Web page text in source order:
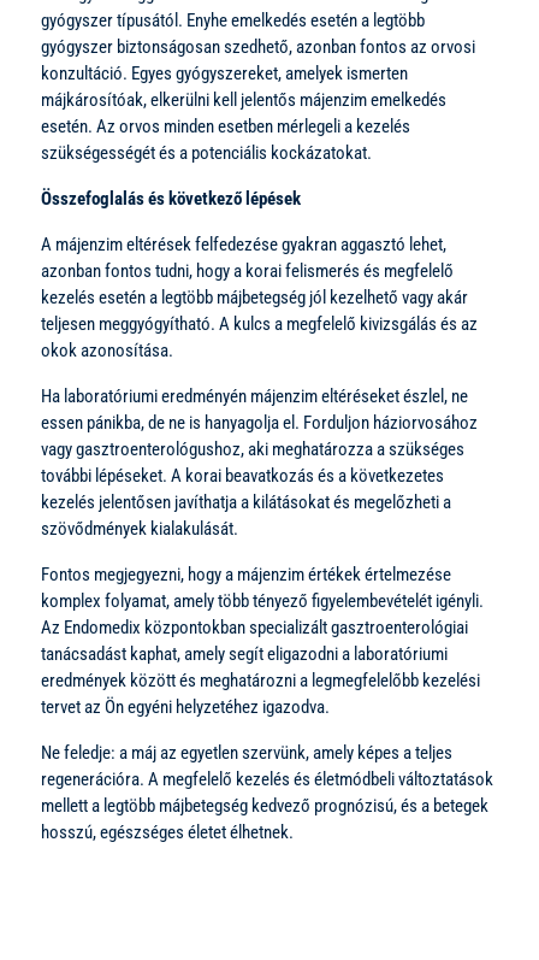
gyógyszer típusától. Enyhe emelkedés esetén a legtöbb
gyógyszer biztonságosan szedhető, azonban fontos az orvosi
konzultáció. Egyes gyógyszereket, amelyek ismerten
májkárosítóak, elkerülni kell jelentős májenzim emelkedés
esetén. Az orvos minden esetben mérlegeli a kezelés
szükségességét és a potenciális kockázatokat.
Összefoglalás és következő lépések
A májenzim eltérések felfedezése gyakran aggasztó lehet,
azonban fontos tudni, hogy a korai felismerés és megfelelő
kezelés esetén a legtöbb májbetegség jól kezelhető vagy akár
teljesen meggyógyítható. A kulcs a megfelelő kivizsgálás és az
okok azonosítása.
Ha laboratóriumi eredményén májenzim eltéréseket észlel, ne
essen pánikba, de ne is hanyagolja el. Forduljon háziorvosához
vagy gasztroenterológushoz, aki meghatározza a szükséges
további lépéseket. A korai beavatkozás és a következetes
kezelés jelentősen javíthatja a kilátásokat és megelőzheti a
szövődmények kialakulását.
Fontos megjegyezni, hogy a májenzim értékek értelmezése
komplex folyamat, amely több tényező figyelembevételét igényli.
Az Endomedix központokban specializált gasztroenterológiai
tanácsadást kaphat, amely segít eligazodni a laboratóriumi
eredmények között és meghatározni a legmegfelelőbb kezelési
tervet az Ön egyéni helyzetéhez igazodva.
Ne feledje: a máj az egyetlen szervünk, amely képes a teljes
regenerációra. A megfelelő kezelés és életmódbeli változtatások
mellett a legtöbb májbetegség kedvező prognózisú, és a betegek
hosszú, egészséges életet élhetnek.